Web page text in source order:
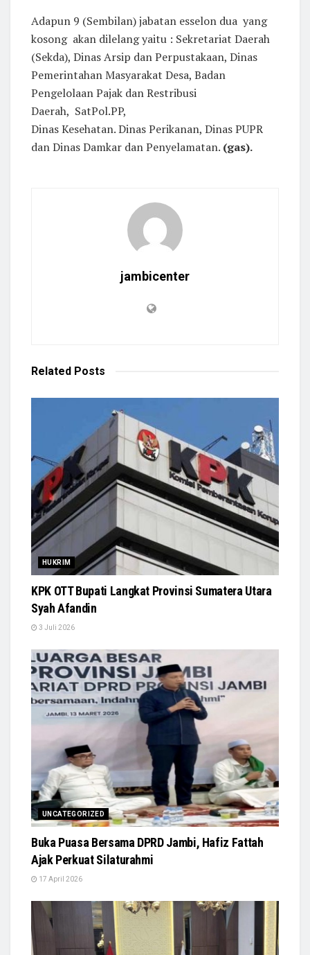
Adapun 9 (Sembilan) jabatan esselon dua yang
kosong akan dilelang yaitu : Sekretariat Daerah
(Sekda), Dinas Arsip dan Perpustakaan, Dinas
Pemerintahan Masyarakat Desa, Badan
Pengelolaan Pajak dan Restribusi
Daerah, SatPol.PP,
Dinas Kesehatan. Dinas Perikanan, Dinas PUPR
dan Dinas Damkar dan Penyelamatan. (gas).
jambicenter
Related Posts
HUKRIM
KPK OTT Bupati Langkat Provinsi Sumatera Utara
Syah Afandin
3 Juli 2026
UNCATEGORIZED
Buka Puasa Bersama DPRD Jambi, Hafiz Fattah
Ajak Perkuat Silaturahmi
17 April 2026